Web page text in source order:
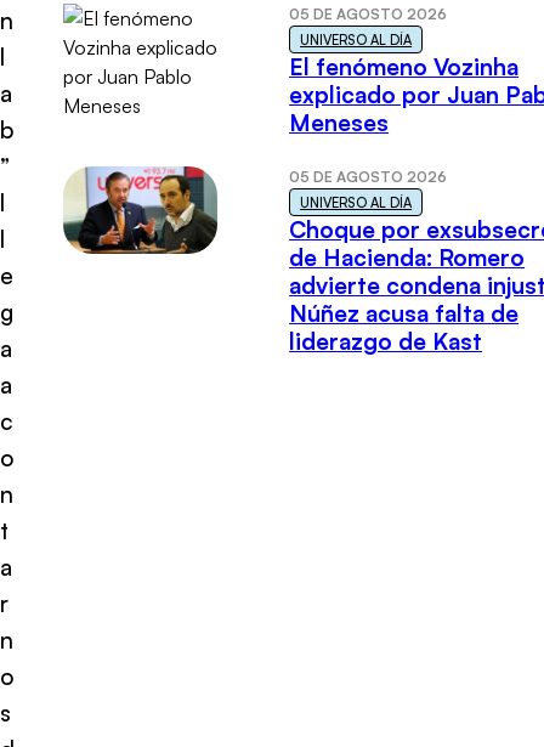
n
l
a
b
”
l
l
e
g
a
a
c
o
n
t
a
r
n
o
s
05 DE AGOSTO 2026
UNIVERSO AL DÍA
El fenómeno Vozinha
explicado por Juan
Meneses
05 DE AGOSTO 2026
UNIVERSO AL DÍA
Choque por
de Hacienda: Romero
advierte condena
Núñez acusa falta de
liderazgo de Kast